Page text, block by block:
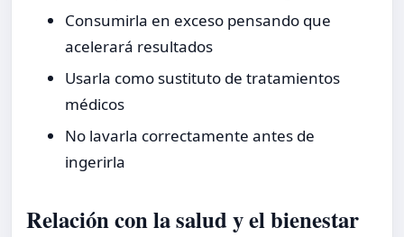
Consumirla en exceso pensando que
acelerará resultados
Usarla como sustituto de tratamientos
médicos
No lavarla correctamente antes de
ingerirla
Relación con la salud y el bienestar